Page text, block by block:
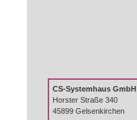
CS-Systemhaus GmbH
Horster Straße 340
45899 Gelsenkirchen